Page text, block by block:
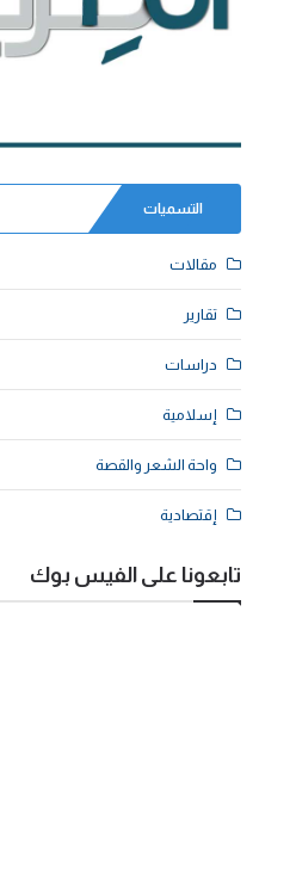
التسميات
مقالات
تقارير
دراسات
إسلامية
واحة الشعر والقصة
إقتصادية
تابعونا على الفيس بوك